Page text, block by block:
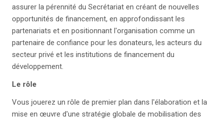
assurer la pérennité du Secrétariat en créant de nouvelles
opportunités de financement, en approfondissant les
partenariats et en positionnant l'organisation comme un
partenaire de confiance pour les donateurs, les acteurs du
secteur privé et les institutions de financement du
développement.
Le rôle
Vous jouerez un rôle de premier plan dans l'élaboration et la
mise en œuvre d'une stratégie globale de mobilisation des